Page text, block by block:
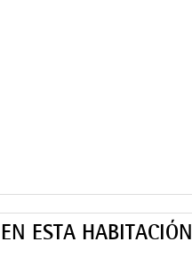
ESTA HABITACIÓN